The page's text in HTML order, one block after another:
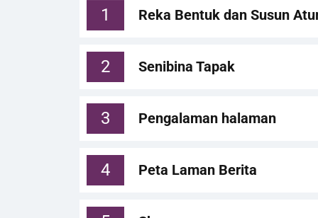
1 Reka Bentuk dan Susun
2 Senibina Tapak
3 Pengalaman halaman
4 Peta Laman Berita